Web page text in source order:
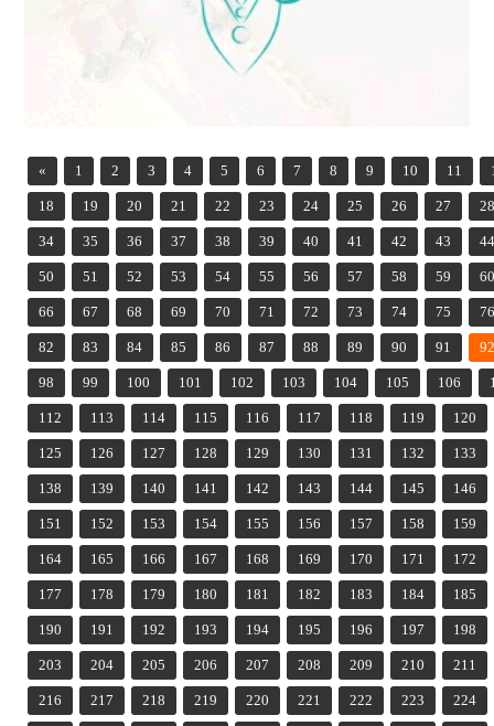
« 1 2 3 4 5 6 7 8 9 10 11
18 19 20 21 22 23 24 25 26 27
34 35 36 37 38 39 40 41 42 43
50 51 52 53 54 55 56 57 58 59
66 67 68 69 70 71 72 73 74 75
82 83 84 85 86 87 88 89 90 91
98 99 100 101 102 103 104 105 106
112 113 114 115 116 117 118 119 120
125 126 127 128 129 130 131 132 133
138 139 140 141 142 143 144 145 146
151 152 153 154 155 156 157 158 159
164 165 166 167 168 169 170 171 172
177 178 179 180 181 182 183 184 185
190 191 192 193 194 195 196 197 198
203 204 205 206 207 208 209 210 211
216 217 218 219 220 221 222 223 224